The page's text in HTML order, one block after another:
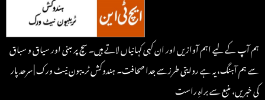
ہم آپ کے لیے اہم آوازیں اور ان کہی کہانیاں لاتے ہیں۔ سچ پر مبنی اور سیاق و سباق
سے ہم آہنگ، یہ ہے روایتی طرزسے جدا صحافت۔ ہندوکش ٹریبون نیٹ ورک | سرحد پار
کی خبریں، منبع سے براہِ راست